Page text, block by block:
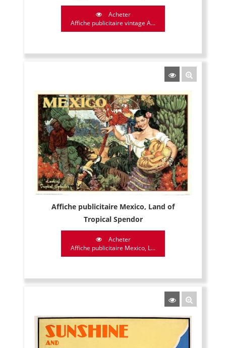
Acheter
Affiche publicitaire vintage A...
Affiche publicitaire Mexico, Land of
Tropical Spendor
Acheter
Affiche publicitaire Mexico, L...